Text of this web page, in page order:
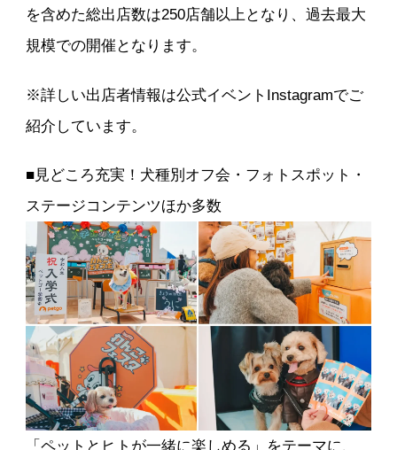
を含めた総出店数は250店舗以上となり、過去最大
規模での開催となります。
※詳しい出店者情報は公式イベントInstagramでご
紹介しています。
■見どころ充実！犬種別オフ会・フォトスポット・
ステージコンテンツほか多数
「ペットとヒトが一緒に楽しめる」をテーマに、